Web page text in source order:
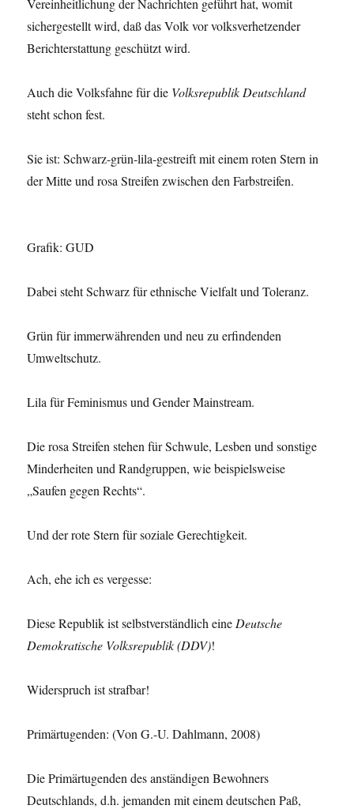
Vereinheitlichung der Nachrichten geführt hat, womit
sichergestellt wird, daß das Volk vor volksverhetzender
Berichterstattung geschützt wird.
Auch die Volksfahne für die Volksrepublik Deutschland
steht schon fest.
Sie ist: Schwarz-grün-lila-gestreift mit einem roten Stern in
der Mitte und rosa Streifen zwischen den Farbstreifen.
Grafik: GUD
Dabei steht Schwarz für ethnische Vielfalt und Toleranz.
Grün für immerwährenden und neu zu erfindenden
Umweltschutz.
Lila für Feminismus und Gender Mainstream.
Die rosa Streifen stehen für Schwule, Lesben und sonstige
Minderheiten und Randgruppen, wie beispielsweise
„Saufen gegen Rechts“.
Und der rote Stern für soziale Gerechtigkeit.
Ach, ehe ich es vergesse:
Diese Republik ist selbstverständlich eine Deutsche
Demokratische Volksrepublik (DDV)!
Widerspruch ist strafbar!
Primärtugenden: (Von G.-U. Dahlmann, 2008)
Die Primärtugenden des anständigen Bewohners
Deutschlands, d.h. jemanden mit einem deutschen Paß,